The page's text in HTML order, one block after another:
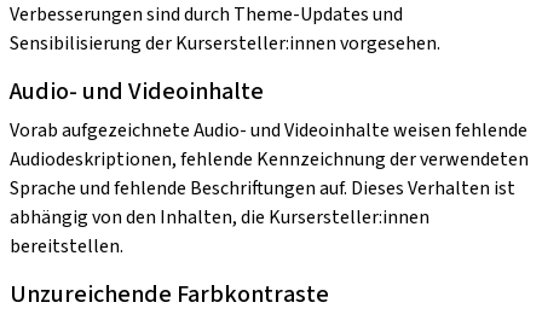
Verbesserungen sind durch Theme-Updates und
Sensibilisierung der Kursersteller:innen vorgesehen.
Audio- und Videoinhalte
Vorab aufgezeichnete Audio- und Videoinhalte weisen fehlende
Audiodeskriptionen, fehlende Kennzeichnung der verwendeten
Sprache und fehlende Beschriftungen auf. Dieses Verhalten ist
abhängig von den Inhalten, die Kursersteller:innen
bereitstellen.
Unzureichende Farbkontraste